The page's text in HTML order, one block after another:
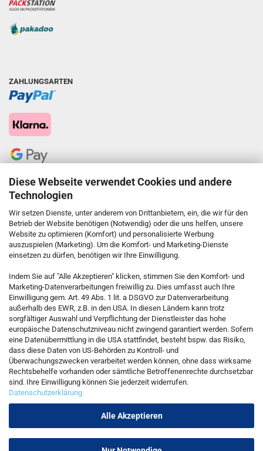
Diese Webseite verwendet Cookies und andere
Technologien
Wir setzen Dienste, unter anderem von Drittanbietern, ein, die wir für den
Betrieb der Website benötigen (Notwendig) oder die uns helfen, unsere
Website zu optimieren (Komfort) und personalisierte Werbung
auszuspielen (Marketing). Um die Komfort- und Marketing-Dienste
einsetzen zu dürfen, benötigen wir Ihre Einwilligung.
Indem Sie auf "Alle Akzeptieren" klicken, stimmen Sie den Komfort- und
Marketing-Datenverarbeitungen freiwillig zu. Dies umfasst auch Ihre
Einwilligung gem. Art. 49 Abs. 1 lit. a DSGVO zur Datenverarbeitung
außerhalb des EWR, z.B. in den USA. In diesen Ländern kann trotz
sorgfältiger Auswahl und Verpflichtung der Dienstleister das hohe
europäische Datenschutzniveau nicht zwingend garantiert werden. Sofern
eine Datenübermittlung in die USA stattfindet, besteht bspw. das Risiko,
dass diese Daten von US-Behörden zu Kontroll- und
Überwachungszwecken verarbeitet werden können, ohne dass wirksame
Rechtsbehelfe vorhanden oder sämtliche Betroffenenrechte durchsetzbar
sind. Ihre Einwilligung können Sie jederzeit widerrufen.
Datenschutzerklärung
Alle Akzeptieren
ZAHLUNGSARTEN
KONTAKT
Kostenfreie Service-Hotline
0800 5892815
Callback Service
Kontaktformular